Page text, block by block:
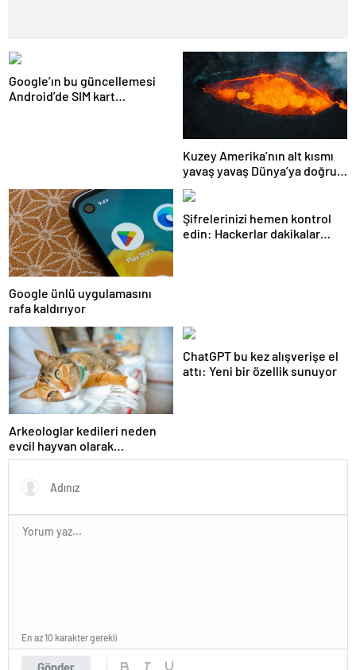
Google’ın bu güncellemesi
Android’de SIM kart
Kuzey Amerika’nın alt kısmı
yavaş yavaş Dünya’ya doğru
Google ünlü uygulamasını
rafa kaldırıyor
Şifrelerinizi hemen kontrol
edin: Hackerlar dakikalar
Arkeologlar kedileri neden
evcil hayvan olarak
beslediğimizin sırrını keşfetti
ChatGPT bu kez alışverişe el
attı: Yeni bir özellik sunuyor
Gönder
En az 10 karakter gerekli